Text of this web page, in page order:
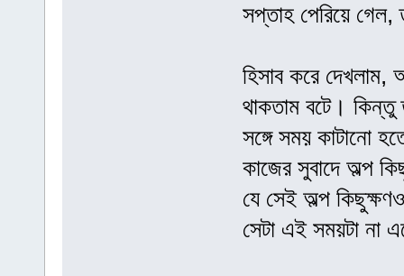
সপ্তাহ পেরিয়ে
হিসাব করে দেখলাম,
থাকতাম বটে। কিন্তু
সঙ্গে সময় কাটানো
কাজের সুবাদে অল্প
যে সেই অল্প
সেটা এই সময়টা না